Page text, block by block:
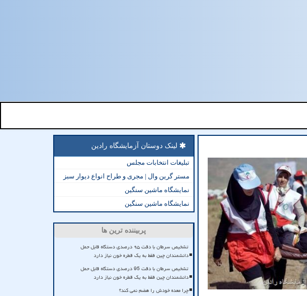
لینک دوستان آزمایشگاه رادین
تبلیغات انتخابات مجلس
مستر گرین وال | مجری و طراح انواع دیوار سبز
نمایشگاه ماشین سنگین
نمایشگاه ماشین سنگین
پربیننده ترین ها
تشخیص سرطان با دقت ۹۵ درصدی دستگاه قابل حمل
دانشمندان چین فقط به یک قطره خون نیاز دارد
تشخیص سرطان با دقت 95 درصدی دستگاه قابل حمل
دانشمندان چین فقط به یک قطره خون نیاز دارد
چرا معده خودش را هضم نمی کند؟